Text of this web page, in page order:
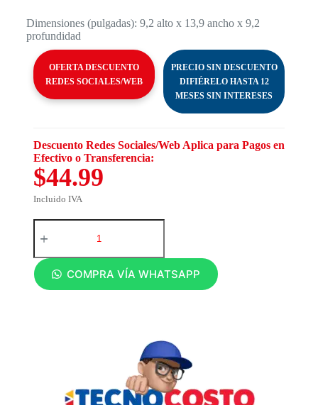
Dimensiones (pulgadas): 9,2 alto x 13,9 ancho x 9,2
profundidad
OFERTA DESCUENTO
REDES SOCIALES/WEB
PRECIO SIN DESCUENTO
DIFIÉRELO HASTA 12
MESES SIN INTERESES
Descuento Redes Sociales/Web Aplica para Pagos en
Efectivo o Transferencia:
$44.99
Incluido IVA
COMPRA VÍA WHATSAPP